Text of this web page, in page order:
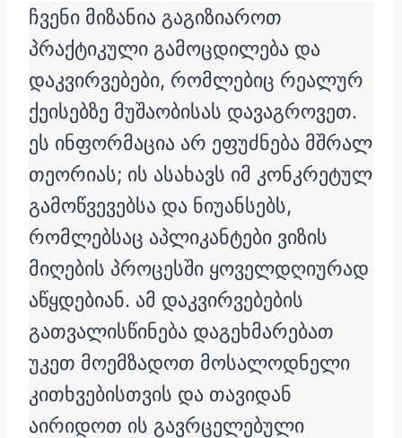
ჩვენი მიზანია გაგიზიაროთ
პრაქტიკული გამოცდილება და
დაკვირვებები, რომლებიც რეალურ
ქეისებზე მუშაობისას დავაგროვეთ.
ეს ინფორმაცია არ ეფუძნება მშრალ
თეორიას; ის ასახავს იმ კონკრეტულ
გამოწვევებსა და ნიუანსებს,
რომლებსაც აპლიკანტები ვიზის
მიღების პროცესში ყოველდღიურად
აწყდებიან. ამ დაკვირვებების
გათვალისწინება დაგეხმარებათ
უკეთ მოემზადოთ მოსალოდნელი
კითხვებისთვის და თავიდან
აირიდოთ ის გავრცელებული